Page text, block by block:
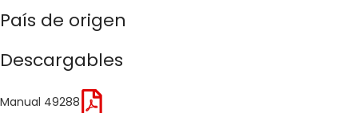
País de origen
Descargables
Manual 49288